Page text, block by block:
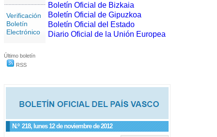
Verificación
Boletín
Electrónico
Último boletín
RSS
N.º 218, lunes 12 de noviembre de 2012
Boletín Oficial de Bizkaia
Boletín Oficial de Gipuzkoa
Boletín Oficial del Estado
Diario Oficial de la Unión Europea